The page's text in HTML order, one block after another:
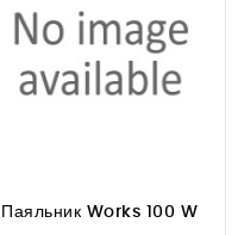
Паяльник Works 100 W